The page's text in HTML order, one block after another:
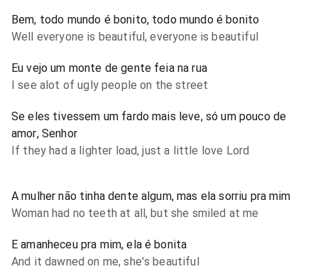
Bem, todo mundo é bonito, todo mundo é bonito
Well everyone is beautiful, everyone is beautiful
Eu vejo um monte de gente feia na rua
I see alot of ugly people on the street
Se eles tivessem um fardo mais leve, só um pouco de
amor, Senhor
If they had a lighter load, just a little love Lord
A mulher não tinha dente algum, mas ela sorriu pra mim
Woman had no teeth at all, but she smiled at me
E amanheceu pra mim, ela é bonita
And it dawned on me, she's beautiful